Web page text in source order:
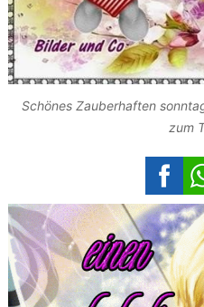
Schönes Zauberhaften
zum